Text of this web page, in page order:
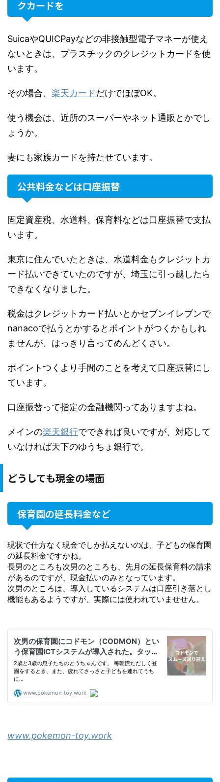
クカードを
SuicaやQUICPayなどの非接触型電子マネーが使え
ないときは、プラスチックのクレジットカードを使
います。
その場合、 楽天カードだけでほぼOK。
使う機会は、近所のスーパーやネット通販とかでし
ょうか。
妻にも家族カードを持たせています。
公共料金などは口座振替
固定資産税、水道料、保育料などは口座振替で支払
います。
東京に住んでいたときは、水道料金もクレジットカ
ード払いできていたのですが、埼玉に引っ越したら
できなくなりました。
税金はクレジットカード払いとかセブンイレブンで
nanacoで払うとかするとポイントがつくかもしれ
ませんが、はっきり言ってめんどくさい。
ポイントつくより手間のことを考えて口座振替にし
ています。
口座振替って指定の金融機関ってありますよね。
メインの楽天銀行でできれば良いですが、対応して
いなければ天下のゆうちょ銀行で。
どうしても現金の場面
保育園の延長料金など
現状で仕方なく現金でしか払えないのは、子どもの保育園
の延長料金ですかね。
長男のところも次男のところも、先月の延長保育料の請求
があるのですが、現金払いのみとなっています。
次男のところは、導入しているシステムは口座引き落とし
機能もあるようですが、実際には使われていませせん。
www.pokemon-toy.work